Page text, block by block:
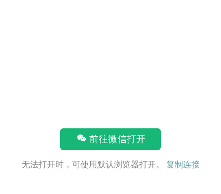
前往微信打开
无法打开时，可使用默认浏览器打开。 复制连接